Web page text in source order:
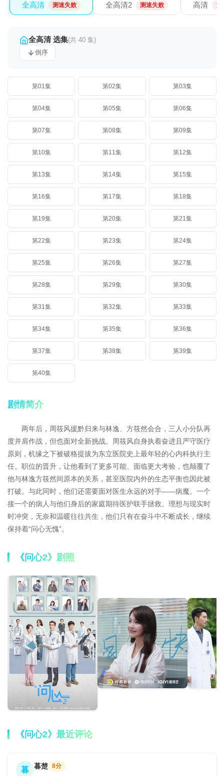
全高清 测速失败 全高清2 测速失败 高清 测
全高清 选集(共 40 集)
倒序
第01集 第02集 第03集
第04集 第05集 第06集
第07集 第08集 第09集
第10集 第11集 第12集
第13集 第14集 第15集
第16集 第17集 第18集
第19集 第20集 第21集
第22集 第23集 第24集
第25集 第26集 第27集
第28集 第29集 第30集
第31集 第32集 第33集
第34集 第35集 第36集
第37集 第38集 第39集
第40集
剧情简介
两年后，周筱风援黔归来与林逸、方筱然会合，三人小分队再
度并肩作战，但也面对全新挑战。周筱风自身执着奋进且严守医疗
原则，机缘之下被破格提拔为东立医院史上最年轻的心内科执行主
任。职位的晋升，让他看到了更多可能、面临更大考验，也颠覆了
他与林逸方筱然间原本的关系，甚至医院内外的生态平衡也因此被
打破。与此同时，他们还需要面对医生永远的对手——病魔。一个
接一个的病人与他们身后的家庭期待医护联手拯救。理想与现实时
时冲突，无奈和温暖往往共生，他们只有在奋斗中不断成长，继续
保持着“问心无愧”。
《问心2》剧照
《问心2》最近评论
暮 暮楚 8分